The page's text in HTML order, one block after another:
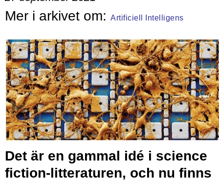
Artificiell Intelligens
Det är en gammal idé i science
fiction-litteraturen, och nu finns